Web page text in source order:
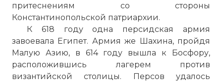
притеснениям со стороны
Константинопольской патриархии.
К 618 году одна персидская армия
завоевала Египет. Армия же Шахина, пройдя
Малую Азию, в 614 году вышла к Босфору,
расположившись лагерем против
византийской столицы. Персов удалось